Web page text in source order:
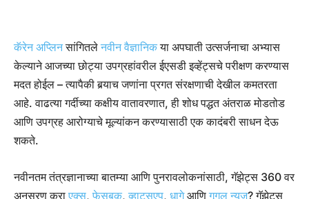
कॅरेन अप्लिनसांगितले नवीन वैज्ञानिकया अपघाती उत्सर्जनाचा अभ्यास
केल्याने आजच्या छोट्या उपग्रहांवरील ईएसडी इव्हेंट्सचे परीक्षण करण्यास
मदत होईल – त्यापैकी बर्‍याच जणांना प्रगत संरक्षणाची देखील कमतरता
आहे. वाढत्या गर्दीच्या कक्षीय वातावरणात, ही शोध पद्धत अंतराळ मोडतोड
आणि उपग्रह आरोग्याचे मूल्यांकन करण्यासाठी एक कादंबरी साधन देऊ
शकते.
नवीनतम तंत्रज्ञानाच्या बातम्या आणि पुनरावलोकनांसाठी, गॅझेट्स 360 वर
अनुसरण करा एक्स, फेसबुक, व्हाट्सएप, धागेआणि गूगल न्यूज? गॅझेट्स